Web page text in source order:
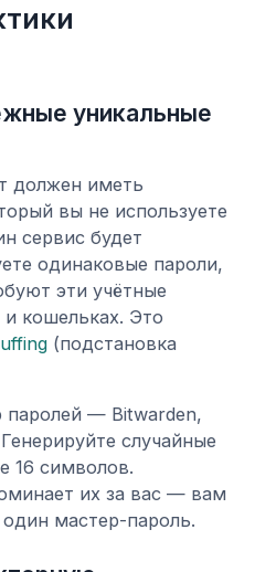
уникальные
должен иметь
вы не используете
сервис будет
одинаковые пароли,
эти учётные
кошельках. Это
(подстановка
паролей — Bitwarden,
случайные
16 символов.
их за вас — вам
мастер-пароль.